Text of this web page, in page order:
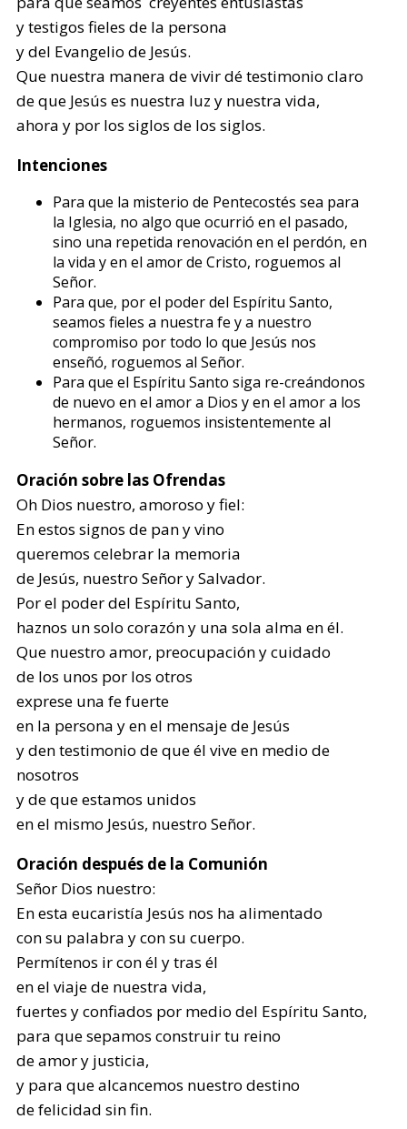
y testigos fieles de la persona
y del Evangelio de Jesús.
Que nuestra manera de vivir dé testimonio claro
de que Jesús es nuestra luz y nuestra vida,
ahora y por los siglos de los siglos.
Intenciones
Para que la misterio de Pentecostés sea para
la Iglesia, no algo que ocurrió en el pasado,
sino una repetida renovación en el perdón, en
la vida y en el amor de Cristo, roguemos al
Señor.
Para que, por el poder del Espíritu Santo,
seamos fieles a nuestra fe y a nuestro
compromiso por todo lo que Jesús nos
enseñó, roguemos al Señor.
Para que el Espíritu Santo siga re-creándonos
de nuevo en el amor a Dios y en el amor a los
hermanos, roguemos insistentemente al
Señor.
Oración sobre las Ofrendas
Oh Dios nuestro, amoroso y fiel:
En estos signos de pan y vino
queremos celebrar la memoria
de Jesús, nuestro Señor y Salvador.
Por el poder del Espíritu Santo,
haznos un solo corazón y una sola alma en él.
Que nuestro amor, preocupación y cuidado
de los unos por los otros
exprese una fe fuerte
en la persona y en el mensaje de Jesús
y den testimonio de que él vive en medio de
nosotros
y de que estamos unidos
en el mismo Jesús, nuestro Señor.
Oración después de la Comunión
Señor Dios nuestro:
En esta eucaristía Jesús nos ha alimentado
con su palabra y con su cuerpo.
Permítenos ir con él y tras él
en el viaje de nuestra vida,
fuertes y confiados por medio del Espíritu Santo,
para que sepamos construir tu reino
de amor y justicia,
y para que alcancemos nuestro destino
de felicidad sin fin.